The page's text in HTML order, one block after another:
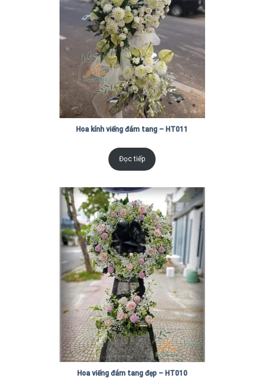
Hoa kính viếng đám tang – HT011
Đọc tiếp
Hoa viếng đám tang đẹp – HT010